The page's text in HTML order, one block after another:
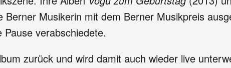
Musikerin mit dem Berner Musikpreis
verabschiedete.
zurück und wird damit auch wieder live